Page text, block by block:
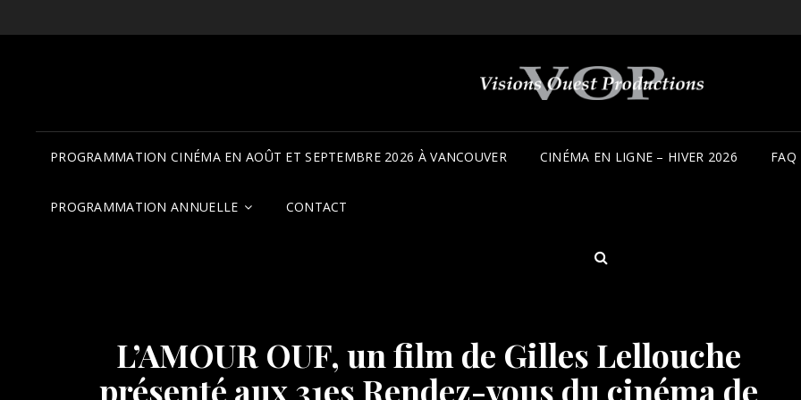
PROGRAMMATION CINÉMA EN AOÛT ET SEPTEMBRE 2026 À VANCOUVER CINÉMA EN LIGNE – HIVER 2026 FAQ
PROGRAMMATION ANNUELLE CONTACT
SEARCH
L’AMOUR OUF, un film de Gilles Lellouche
présenté aux 31es Rendez-vous du cinéma de